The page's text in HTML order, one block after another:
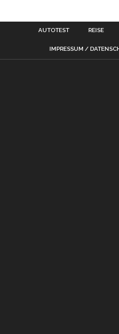
AUTOTEST REISE
IMPRESSUM /